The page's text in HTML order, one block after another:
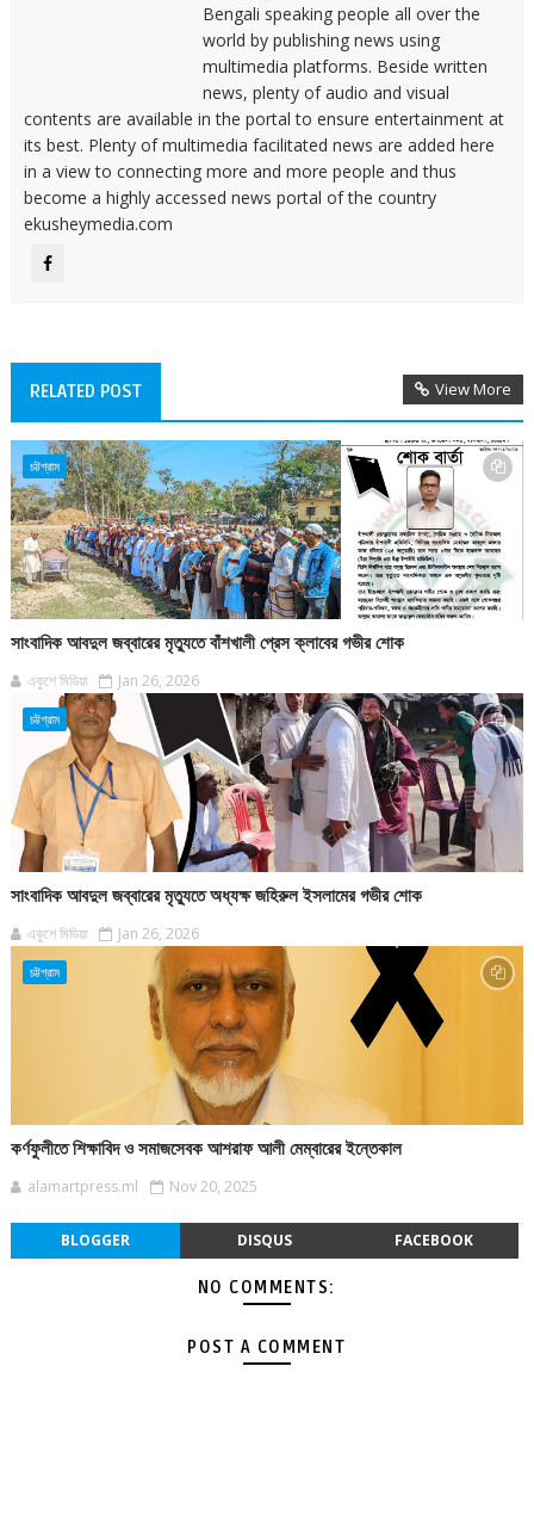
Bengali speaking people all over the
world by publishing news using
multimedia platforms. Beside written
news, plenty of audio and visual
contents are available in the portal to ensure entertainment at
its best. Plenty of multimedia facilitated news are added here
in a view to connecting more and more people and thus
become a highly accessed news portal of the country
ekusheymedia.com
RELATED POST View More
চট্টগ্রাম
সাংবাদিক আবদুল জব্বারের মৃত্যুতে বাঁশখালী প্রেস ক্লাবের গভীর শোক
একুশে মিডিয়া Jan 26, 2026
চট্টগ্রাম
সাংবাদিক আবদুল জব্বারের মৃত্যুতে অধ্যক্ষ জহিরুল ইসলামের গভীর শোক
একুশে মিডিয়া Jan 26, 2026
চট্টগ্রাম
কর্ণফুলীতে শিক্ষাবিদ ও সমাজসেবক আশরাফ আলী মেম্বারের ইন্তেকাল
alamartpress.ml Nov 20, 2025
BLOGGER DISQUS FACEBOOK
NO COMMENTS:
POST A COMMENT